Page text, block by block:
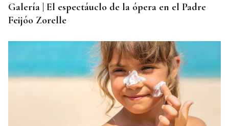
Galería | El espectáuclo de la ópera en el Padre
Feijóo Zorelle